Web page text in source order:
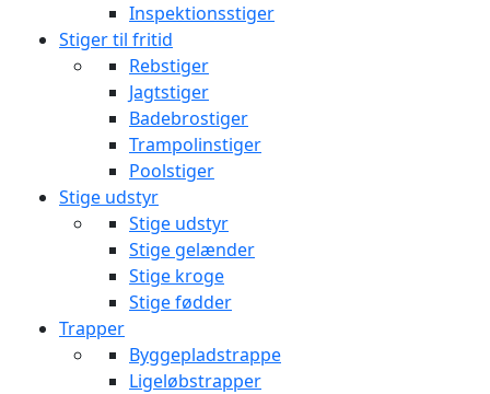
Inspektionsstiger
Stiger til fritid
Rebstiger
Jagtstiger
Badebrostiger
Trampolinstiger
Poolstiger
Stige udstyr
Stige udstyr
Stige gelænder
Stige kroge
Stige fødder
Trapper
Byggepladstrappe
Ligeløbstrapper